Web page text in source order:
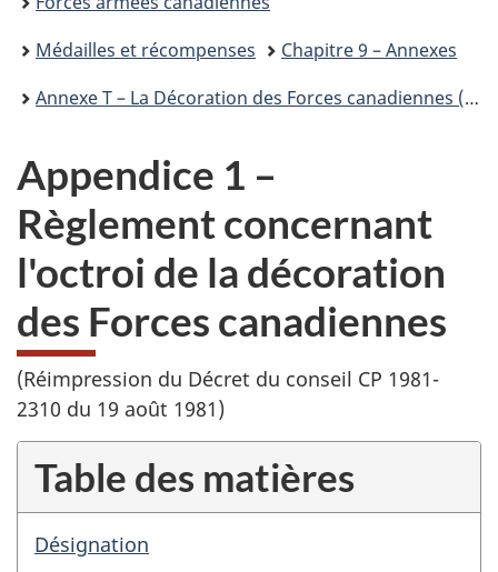
ici :
Médailles et récompenses
Chapitre 9 – Annexes
Annexe T – La Décoration des Forces canadiennes (CD)
Appendice 1 –
Règlement concernant
l'octroi de la décoration
des Forces canadiennes
(Réimpression du Décret du conseil CP 1981-
2310 du 19 août 1981)
Table des matières
Désignation